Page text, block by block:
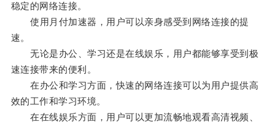
稳定的网络连接。
使用月付加速器，用户可以亲身感受到网络连接的提
速。
无论是办公、学习还是在线娱乐，用户都能够享受到极
速连接带来的便利。
在办公和学习方面，快速的网络连接可以为用户提供高
效的工作和学习环境。
在在线娱乐方面，用户可以更加流畅地观看高清视频、